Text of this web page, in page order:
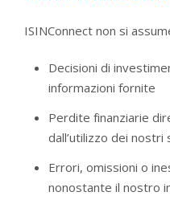
ISINConnect non si
Decisioni di
informazioni fornite
Perdite finanziarie
dall’utilizzo dei nostri
Errori, omissioni o
nonostante il nostro